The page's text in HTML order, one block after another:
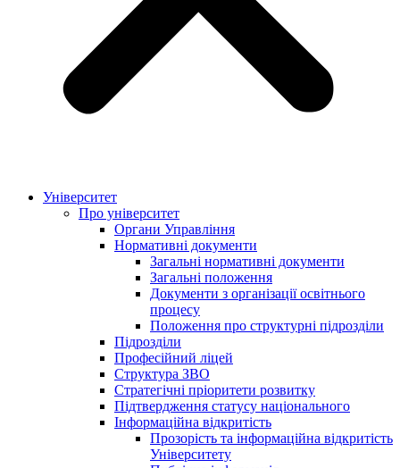
Університет
Про університет
Органи Управління
Нормативні документи
Загальні нормативні документи
Загальні положення
Документи з організації освітнього
процесу
Положення про структурні підрозділи
Підрозділи
Професійний ліцей
Структура ЗВО
Стратегічні пріоритети розвитку
Підтвердження статусу національного
Інформаційна відкритість
Прозорість та інформаційна відкритість
Університету